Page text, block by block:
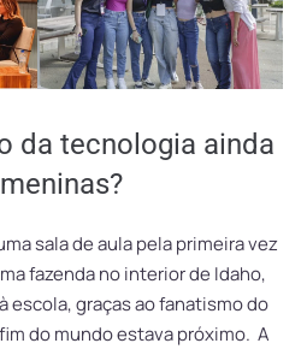
da tecnologia ainda
sala de aula pela primeira vez
fazenda no interior de Idaho,
escola, graças ao fanatismo do
do mundo estava próximo. A